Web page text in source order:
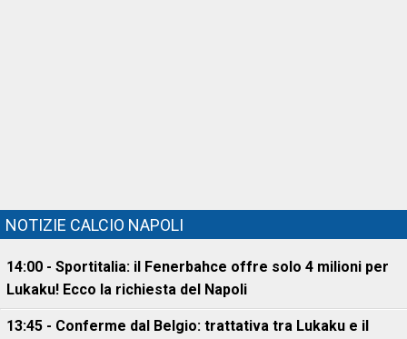
NOTIZIE CALCIO NAPOLI
14:00 - Sportitalia: il Fenerbahce offre solo 4 milioni per
Lukaku! Ecco la richiesta del Napoli
13:45 - Conferme dal Belgio: trattativa tra Lukaku e il